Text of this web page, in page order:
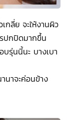
กลี่ย จะให้งานผิว
ปกปิดมากขึ้น
รุ่นนี้นะ บางเบา
นาจะค่อนข้าง